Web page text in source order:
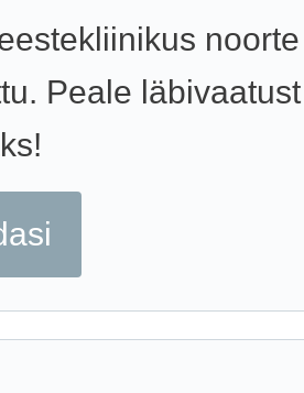
noorte
Peale